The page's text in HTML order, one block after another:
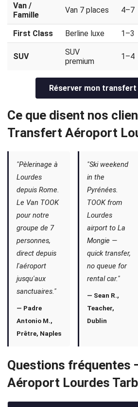
Van /
Famille
Van 7 places 4–7
First Class Berline luxe 1–3
SUV
SUV
premium
1–4
Réserver mon transfert
Ce que disent nos
Transfert Aéroport
"Pèlerinage à
Lourdes
depuis Rome.
Le Van TOOK
pour notre
groupe de 7
personnes,
direct depuis
l'aéroport
jusqu'aux
sanctuaires."
— Padre
Antonio M.,
Prêtre, Naples
"Ski weekend
in the
Pyrénées.
TOOK from
Lourdes
airport to La
Mongie —
quick transfer,
no queue for
rental car."
— Sean R.,
Teacher,
Dublin
Questions fréquentes
Aéroport Lourdes